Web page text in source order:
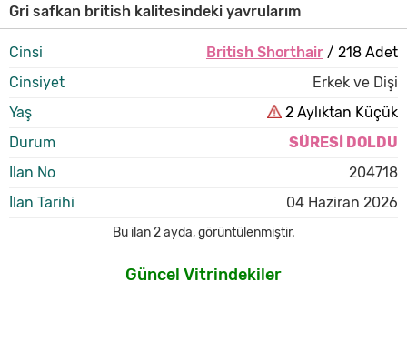
Gri safkan british kalitesindeki yavrularım
Cinsi British Shorthair/ 218 Adet
Cinsiyet
Erkek ve Dişi
Yaş
2 Aylıktan Küçük
Durum
SÜRESİ DOLDU
İlan No
204718
İlan Tarihi
04 Haziran 2026
Bu ilan2 ayda,görüntülenmiştir.
Güncel Vitrindekiler